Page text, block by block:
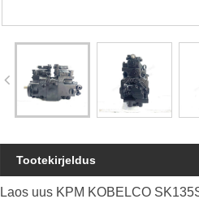
Tootekirjeldus
Laos uus KPM KOBELCO